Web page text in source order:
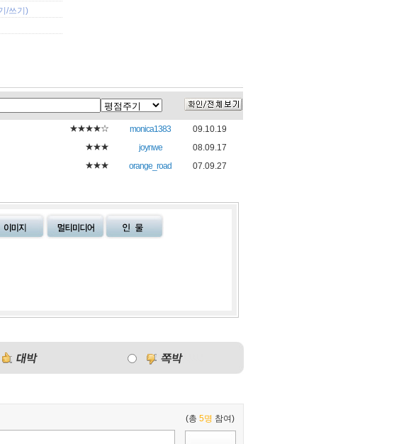
/쓰기 )
★★★★☆ monica1383
09.10.19
★★★ joynwe
08.09.17
★★★ orange_road 07.09.27
(총 5명 참여)